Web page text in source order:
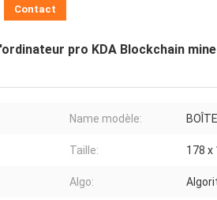
Contact
pro KDA Blockchain
Name modèle:
Taille: 178 x
Algo: